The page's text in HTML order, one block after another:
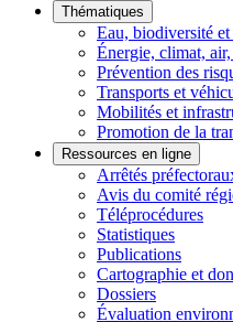
Thématiques
Eau, biodiversité et
Énergie, climat,
Prévention des
Transports et
Mobilités et
Promotion de la
Ressources en ligne
Arrêtés
Avis du comité
Téléprocédures
Statistiques
Publications
Cartographie et
Dossiers
Évaluation